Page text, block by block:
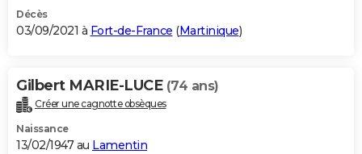
Décès
03/09/2021 à Fort-de-France (Martinique)
Gilbert MARIE-LUCE (74 ans)
Créer une cagnotte obsèques
Naissance
13/02/1947 au Lamentin